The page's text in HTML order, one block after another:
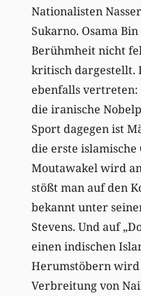
Nationalisten
Sukarno. Osama
Berühmheit nicht
kritisch dargestellt.
ebenfalls vertreten:
die iranische
Sport dagegen ist
die erste
Moutawakel wird
stößt man auf den
bekannt unter
Stevens. Und auf
einen indischen
Herumstöbern wird
Verbreitung von